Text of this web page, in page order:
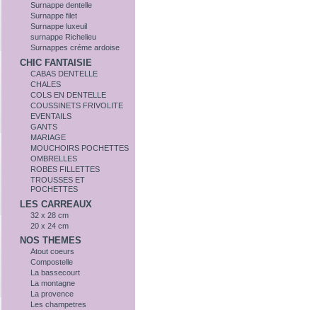
Surnappe dentelle
Surnappe filet
Surnappe luxeuil
surnappe Richelieu
Surnappes créme ardoise
CHIC FANTAISIE
CABAS DENTELLE
CHALES
COLS EN DENTELLE
COUSSINETS FRIVOLITE
EVENTAILS
GANTS
MARIAGE
MOUCHOIRS POCHETTES
OMBRELLES
ROBES FILLETTES
TROUSSES ET
POCHETTES
LES CARREAUX
32 x 28 cm
20 x 24 cm
NOS THEMES
Atout coeurs
Compostelle
La bassecourt
La montagne
La provence
Les champetres